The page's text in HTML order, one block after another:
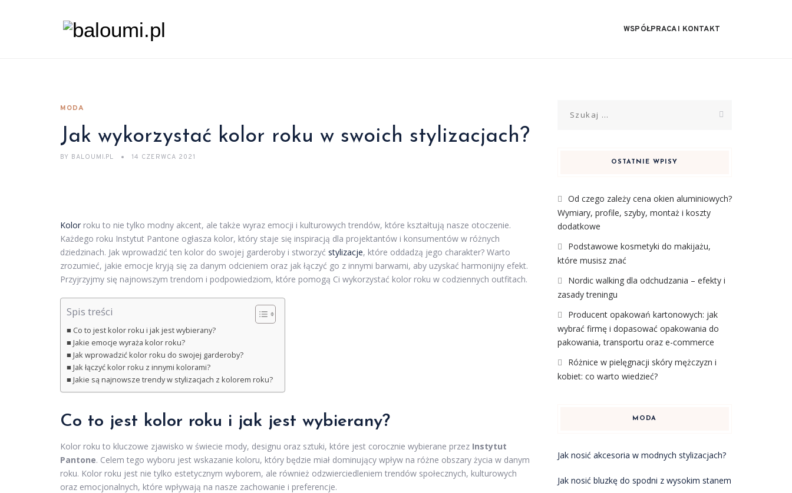
WSPÓŁPRACA I KONTAKT
MODA
Jak wykorzystać kolor roku w swoich stylizacjach?
BY BALOUMI.PL 14 CZERWCA 2021
Kolor roku to nie tylko modny akcent, ale także wyraz emocji i kulturowych trendów, które kształtują nasze otoczenie.
Każdego roku Instytut Pantone ogłasza kolor, który staje się inspiracją dla projektantów i konsumentów w różnych
dziedzinach. Jak wprowadzić ten kolor do swojej garderoby i stworzyć stylizacje, które oddadzą jego charakter? Warto
zrozumieć, jakie emocje kryją się za danym odcieniem oraz jak łączyć go z innymi barwami, aby uzyskać harmonijny efekt.
Przyjrzyjmy się najnowszym trendom i podpowiedziom, które pomogą Ci wykorzystać kolor roku w codziennych outfitach.
Spis treści
Co to jest kolor roku i jak jest wybierany?
Jakie emocje wyraża kolor roku?
Jak wprowadzić kolor roku do swojej garderoby?
Jak łączyć kolor roku z innymi kolorami?
Jakie są najnowsze trendy w stylizacjach z kolorem roku?
Co to jest kolor roku i jak jest wybierany?
Kolor roku to kluczowe zjawisko w świecie mody, designu oraz sztuki, które jest corocznie wybierane przez Instytut
Pantone. Celem tego wyboru jest wskazanie koloru, który będzie miał dominujący wpływ na różne obszary życia w danym
roku. Kolor roku jest nie tylko estetycznym wyborem, ale również odzwierciedleniem trendów społecznych, kulturowych
oraz emocjonalnych, które wpływają na nasze zachowanie i preferencje.
OSTATNIE WPISY
Od czego zależy cena okien aluminiowych?
Wymiary, profile, szyby, montaż i koszty
dodatkowe
Podstawowe kosmetyki do makijażu,
które musisz znać
Nordic walking dla odchudzania – efekty i
zasady treningu
Producent opakowań kartonowych: jak
wybrać firmę i dopasować opakowania do
pakowania, transportu oraz e-commerce
Różnice w pielęgnacji skóry mężczyzn i
kobiet: co warto wiedzieć?
MODA
Jak nosić akcesoria w modnych stylizacjach?
Jak nosić bluzkę do spodni z wysokim stanem